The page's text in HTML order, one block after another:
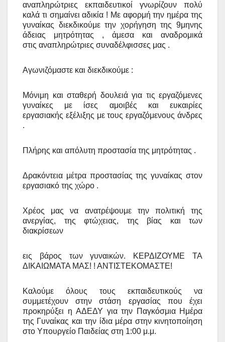
αναπληρώτριες εκπαιδευτικοί γνωρίζουν πολύ
καλά τι σημαίνει αδικία ! Με αφορμή την ημέρα της
γυναίκας διεκδικούμε την χορήγηση της 9μηνης
άδειας μητρότητας , άμεσα και αναδρομικά
στις αναπληρώτριες συναδέλφισσες μας .
Αγωνιζόμαστε και διεκδικούμε :
Μόνιμη και σταθερή δουλειά για τις εργαζόμενες
γυναίκες με ίσες αμοιβές και ευκαιρίες
εργασιακής εξέλιξης με τους εργαζόμενους άνδρες
.
Πλήρης και απόλυτη προστασία της μητρότητας .
Δρακόντεια μέτρα προστασίας της γυναίκας στον
εργασιακό της χώρο .
Χρέος μας να ανατρέψουμε την πολιτική της
ανεργίας, της φτώχειας, της βίας και των
διακρίσεων
εις βάρος των γυναικών. ΚΕΡΔΙΖΟΥΜΕ ΤΑ
ΔΙΚΑΙΩΜΑΤΑ ΜΑΣ! ! ΑΝΤΙΣΤΕΚΟΜΑΣΤΕ!
Καλούμε όλους τους εκπαιδευτικούς να
συμμετέχουν στην στάση εργασίας που έχει
προκηρύξει η ΑΔΕΔΥ για την Παγκόσμια Ημέρα
της Γυναίκας και την ίδια μέρα στην κινητοποίηση
στο Υπουργείο Παιδείας στη 1:00 μ.μ.